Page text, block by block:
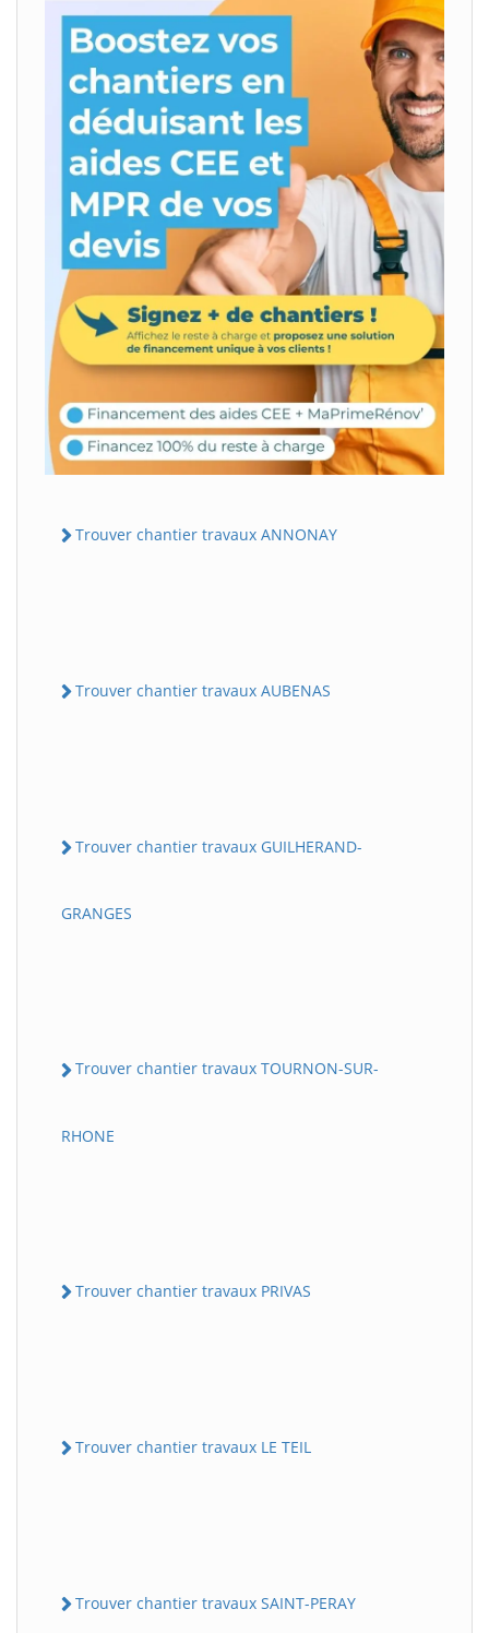
Trouver chantier travaux ANNONAY
Trouver chantier travaux AUBENAS
Trouver chantier travaux GUILHERAND-
GRANGES
Trouver chantier travaux TOURNON-SUR-
RHONE
Trouver chantier travaux PRIVAS
Trouver chantier travaux LE TEIL
Trouver chantier travaux SAINT-PERAY